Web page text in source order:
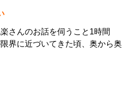
さんのお話を伺うこと1時間
界に近づいてきた頃、奥から奥